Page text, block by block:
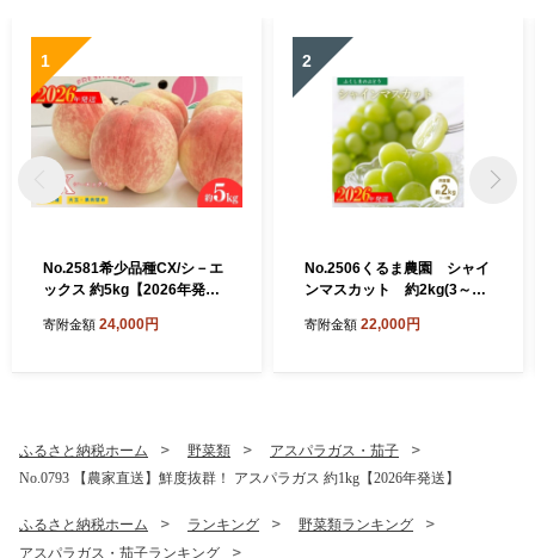
1
No.2581希少品種CX/シ－エ
ックス 約5kg【2026年発
寄附金額 24,000円
2
No.2506くるま農園 シャイ
ンマスカット 約2kg(3～5
約】
寄附金額 22,000円
ふるさと納税ホーム 野菜類
アスパラガス・茄子
No.0793 【農家直送】鮮度抜群！ アスパラガス 約1kg【2026年発送】
ふるさと納税ホーム ランキング
野菜類ランキング
アスパラガス・茄子ランキング